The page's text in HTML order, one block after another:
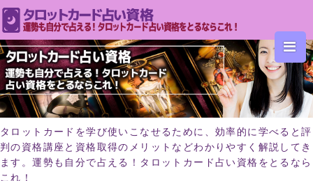
タロットカードを学び使いこなせるために、効率的に学べると評
判の資格講座と資格取得のメリットなどわかりやすく解説してき
ます。運勢も自分で占える！タロットカード占い資格をとるなら
これ！